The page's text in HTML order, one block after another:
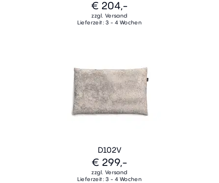
€ 204,-
zzgl. Versand
Lieferzeit: 3 - 4 Wochen
D102V
€ 299,-
zzgl. Versand
Lieferzeit: 3 - 4 Wochen